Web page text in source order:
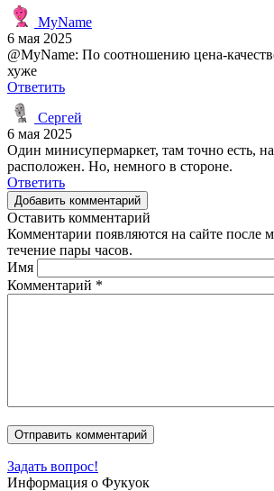
MyName
6 мая 2025
@MyName: По соотношению цена-
хуже
Ответить
Сергей
6 мая 2025
Один минисупермаркет, там точно есть,
расположен. Но, немного в стороне.
Ответить
Добавить комментарий
Оставить комментарий
Комментарии появляются на сайте после
течение пары часов.
Имя
Комментарий *
Задать вопрос!
Информация о Фукуок